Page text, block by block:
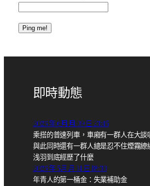
即時動態
2026 年 6月 月 09 日 23:45
乘搭的普速列車，車廂有一群人在大談
與此同時還有一群人總是忍不住煙霧
浅羽到底經歷了什麼
2026 年 5月 月 14 日 18:30
年青人的第一桶金：失業補助金